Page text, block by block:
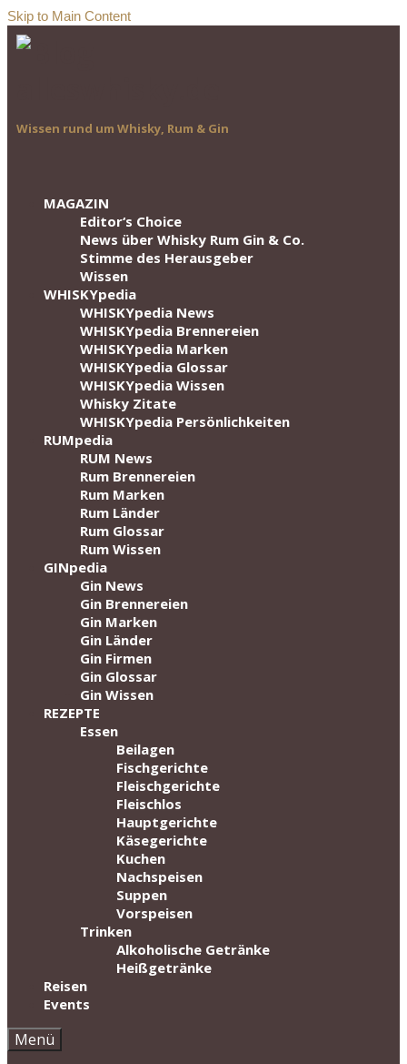
Skip to Main Content
Wissen rund um Whisky, Rum & Gin
MAGAZIN
Editor‘s Choice
News über Whisky Rum Gin & Co.
Stimme des Herausgeber
Wissen
WHISKYpedia
WHISKYpedia News
WHISKYpedia Brennereien
WHISKYpedia Marken
WHISKYpedia Glossar
WHISKYpedia Wissen
Whisky Zitate
WHISKYpedia Persönlichkeiten
RUMpedia
RUM News
Rum Brennereien
Rum Marken
Rum Länder
Rum Glossar
Rum Wissen
GINpedia
Gin News
Gin Brennereien
Gin Marken
Gin Länder
Gin Firmen
Gin Glossar
Gin Wissen
REZEPTE
Essen
Beilagen
Fischgerichte
Fleischgerichte
Fleischlos
Hauptgerichte
Käsegerichte
Kuchen
Nachspeisen
Suppen
Vorspeisen
Trinken
Alkoholische Getränke
Heißgetränke
Reisen
Events
Menü